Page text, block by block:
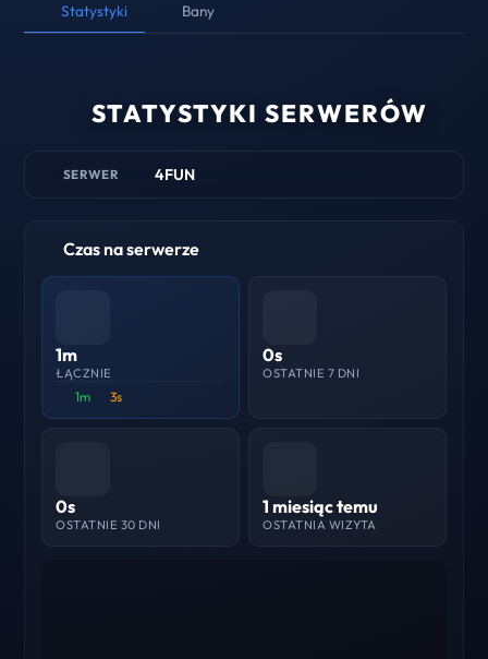
Statystyki Bany
STATYSTYKI SERWERÓW
SERWER 4FUN
Czas na serwerze
1m
ŁĄCZNIE
1m 3s
0s
OSTATNIE 7 DNI
0s
OSTATNIE 30 DNI
1 miesiąc temu
OSTATNIA WIZYTA